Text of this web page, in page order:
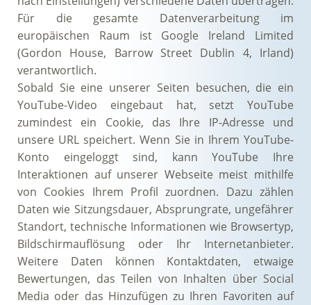
Für die gesamte Datenverarbeitung im
europäischen Raum ist Google Ireland Limited
(Gordon House, Barrow Street Dublin 4, Irland)
verantwortlich.
Sobald Sie eine unserer Seiten besuchen, die ein
YouTube-Video eingebaut hat, setzt YouTube
zumindest ein Cookie, das Ihre IP-Adresse und
unsere URL speichert. Wenn Sie in Ihrem YouTube-
Konto eingeloggt sind, kann YouTube Ihre
Interaktionen auf unserer Webseite meist mithilfe
von Cookies Ihrem Profil zuordnen. Dazu zählen
Daten wie Sitzungsdauer, Absprungrate, ungefährer
Standort, technische Informationen wie Browsertyp,
Bildschirmauflösung oder Ihr Internetanbieter.
Weitere Daten können Kontaktdaten, etwaige
Bewertungen, das Teilen von Inhalten über Social
Media oder das Hinzufügen zu Ihren Favoriten auf